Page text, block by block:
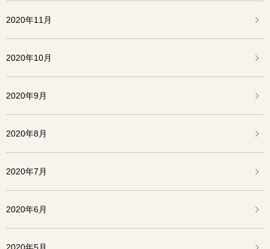
2020年11月
2020年10月
2020年9月
2020年8月
2020年7月
2020年6月